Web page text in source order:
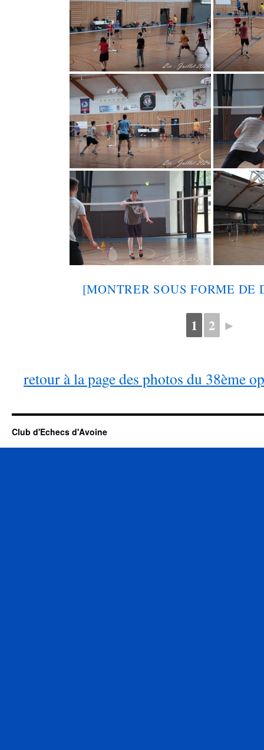
[MONTRER SOUS FORME
1 2 ►
retour à la page des photos du 38ème
Club d'Echecs d'Avoine